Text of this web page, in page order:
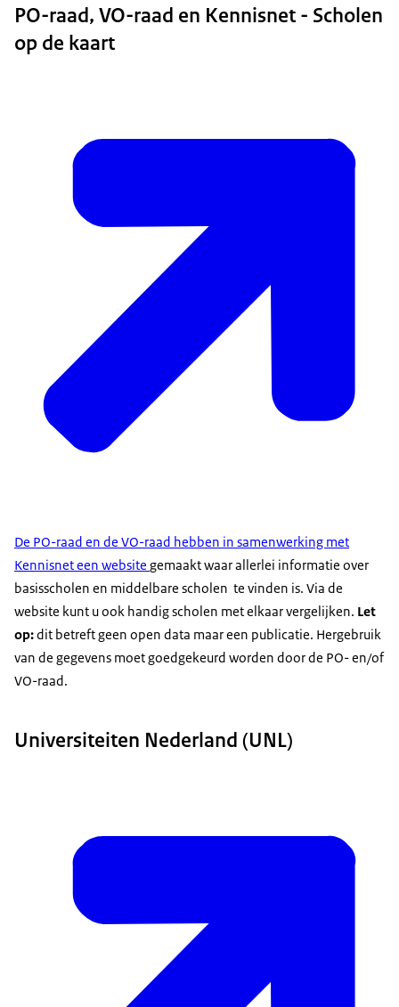
PO-raad, VO-raad en Kennisnet - Scholen
op de kaart
De PO-raad en de VO-raad hebben in samenwerking met
Kennisnet een website gemaakt waar allerlei informatie over
basisscholen en middelbare scholen te vinden is. Via de
website kunt u ook handig scholen met elkaar vergelijken. Let
op:dit betreft geen open data maar een publicatie. Hergebruik
van de gegevens moet goedgekeurd worden door de PO- en/of
VO-raad.
Universiteiten Nederland (UNL)